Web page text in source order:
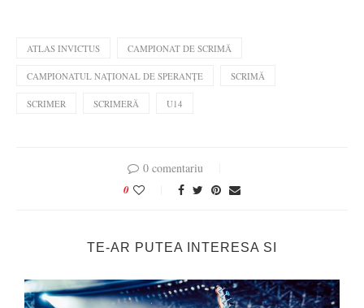
ATLAS INVICTUS CAMPIONAT DE SCRIMĂ
CAMPIONATUL NAȚIONAL DE SPERANȚE SCRIMĂ
SCRIMER SCRIMERĂ U14
0 comentariu
0
TE-AR PUTEA INTERESA SI